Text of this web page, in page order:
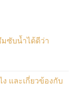
มซับน้ำได้ดีว่า
ง และเกี่ยวข้องกับ